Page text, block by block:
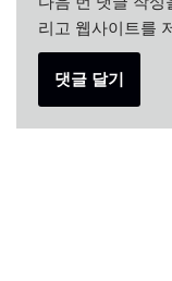
리고 웹사이트를